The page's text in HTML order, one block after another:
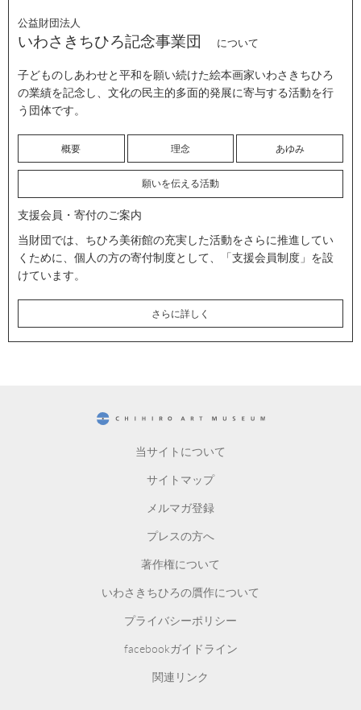
公益財団法人
いわさきちひろ記念事業団 について
子どものしあわせと平和を願い続けた絵本画家いわさきちひろ
の業績を記念し、文化の民主的多面的発展に寄与する活動を行
う団体です。
概要 理念 あゆみ
願いを伝える活動
支援会員・寄付のご案内
当財団では、ちひろ美術館の充実した活動をさらに推進してい
くために、個人の方の寄付制度として、「支援会員制度」を設
けています。
さらに詳しく
当サイトについて
サイトマップ
メルマガ登録
プレスの方へ
著作権について
いわさきちひろの贋作について
プライバシーポリシー
facebookガイドライン
関連リンク